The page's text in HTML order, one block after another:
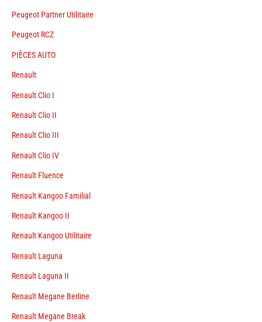
Peugeot Partner Utilitaire
Peugeot RCZ
PIÈCES AUTO
Renault
Renault Clio I
Renault Clio II
Renault Clio III
Renault Clio IV
Renault Fluence
Renault Kangoo Familial
Renault Kangoo II
Renault Kangoo Utilitaire
Renault Laguna
Renault Laguna II
Renault Megane Berline
Renault Megane Break